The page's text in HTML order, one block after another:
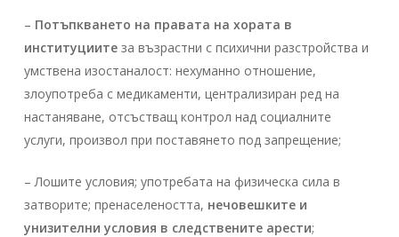
– Потъпкването на правата на хората в
институциите за възрастни с психични разстройства и
умствена изостаналост: нехуманно отношение,
злоупотреба с медикаменти, централизиран ред на
настаняване, oтсъстващ контрол над социалните
услуги, произвол при поставянето под запрещение;
– Лошите условия; употребата на физическа сила в
затворите; пренаселеността, нечовешките и
унизителни условия в следствените арести;